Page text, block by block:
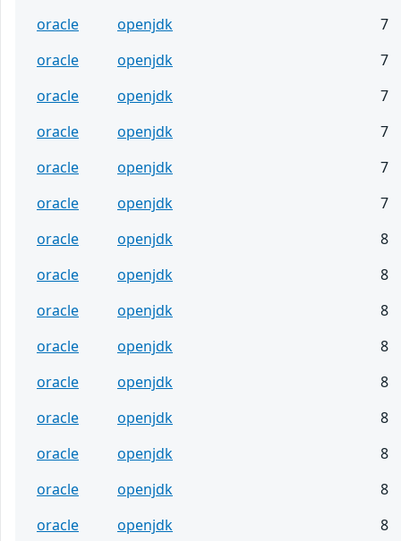
oracle
openjdk
7
oracle
openjdk
7
oracle
openjdk
7
oracle
openjdk
7
oracle
openjdk
7
oracle
openjdk
7
oracle
openjdk
8
oracle
openjdk
8
oracle
openjdk
8
oracle
openjdk
8
oracle
openjdk
8
oracle
openjdk
8
oracle
openjdk
8
oracle
openjdk
8
oracle
openjdk
8